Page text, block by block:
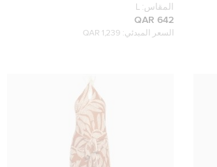
ظلال النخيل ميدي مقاس كبير (لارج)
المقاس: L
642 QAR
السعر المبدئي: 1,239 QAR